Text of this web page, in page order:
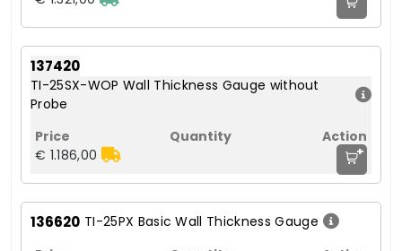
137420
TI-25SX-WOP Wall Thickness Gauge without
Probe
€ 1.186,00 +
136620 TI-25PX Basic Wall Thickness Gauge